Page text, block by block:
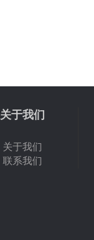
关于我们
关于我们
联系我们